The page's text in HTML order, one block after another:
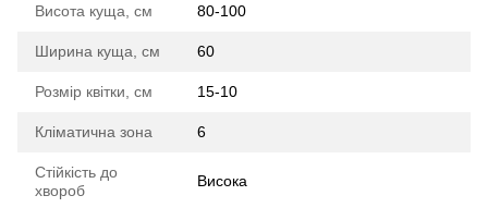
Висота куща, см 80-100
Ширина куща, см 60
Розмір квітки, см 15-10
Кліматична зона 6
Стійкість до
хвороб
Висока